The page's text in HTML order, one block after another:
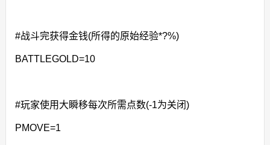
#战斗完获得金钱(所得的原始经验*?%)
BATTLEGOLD=10
#玩家使用大瞬移每次所需点数(-1为关闭)
PMOVE=1